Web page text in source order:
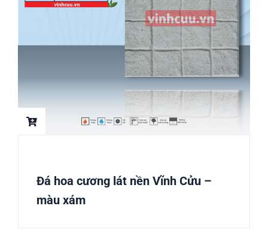
Đá hoa cương lát nền Vĩnh Cửu –
màu xám